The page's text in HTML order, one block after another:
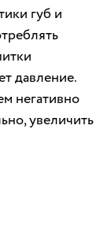
губ и
давление.
негативно
увеличить